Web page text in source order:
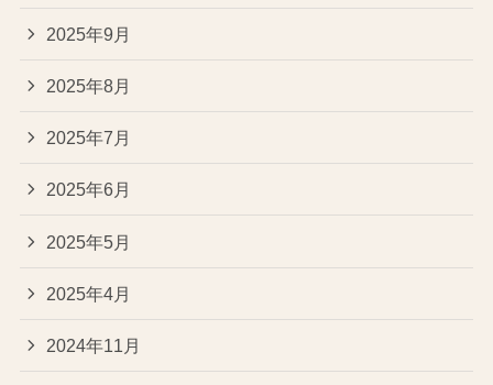
2025年9月
2025年8月
2025年7月
2025年6月
2025年5月
2025年4月
2024年11月